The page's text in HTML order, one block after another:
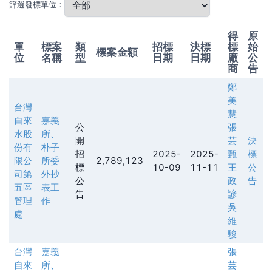
篩選發標單位：
單
位
標案
名稱
類
型
標案金額
招標
日期
決標
日期
得
標
廠
商
原
始
公
告
台灣
自來
水股
份有
限公
司第
五區
管理
處
嘉義
所、
朴子
所委
外抄
表工
作
公
開
招
標
公
告
2,789,123
2025-
10-09
2025-
11-11
鄭
美
慧
張
芸
甄
王
政
諺
吳
維
駿
決
標
公
告
台灣
自來
嘉義
所、
張
芸